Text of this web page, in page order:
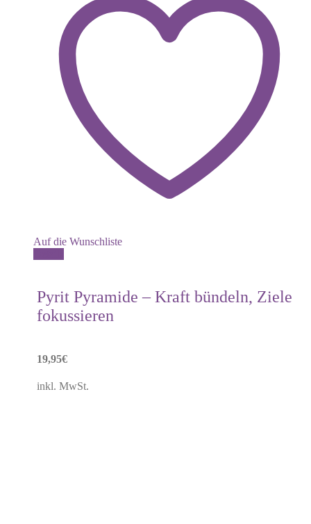
Auf die Wunschliste
Pyrit Pyramide – Kraft bündeln, Ziele
fokussieren
19,95€
inkl. MwSt.